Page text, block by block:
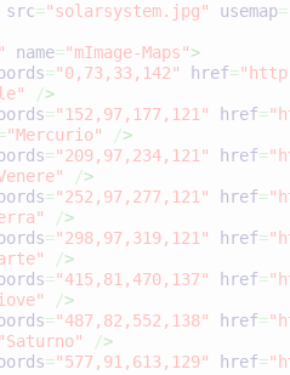
src="solarsystem.jpg" usemap=
name="mImage-Maps">
="0,73,33,142" href=
/>
="152,97,177,121" href=
"Mercurio" />
="209,97,234,121" href=
/>
="252,97,277,121" href=
/>
="298,97,319,121" href=
/>
="415,81,470,137" href=
/>
="487,82,552,138" href=
/>
="577,91,613,129" href=